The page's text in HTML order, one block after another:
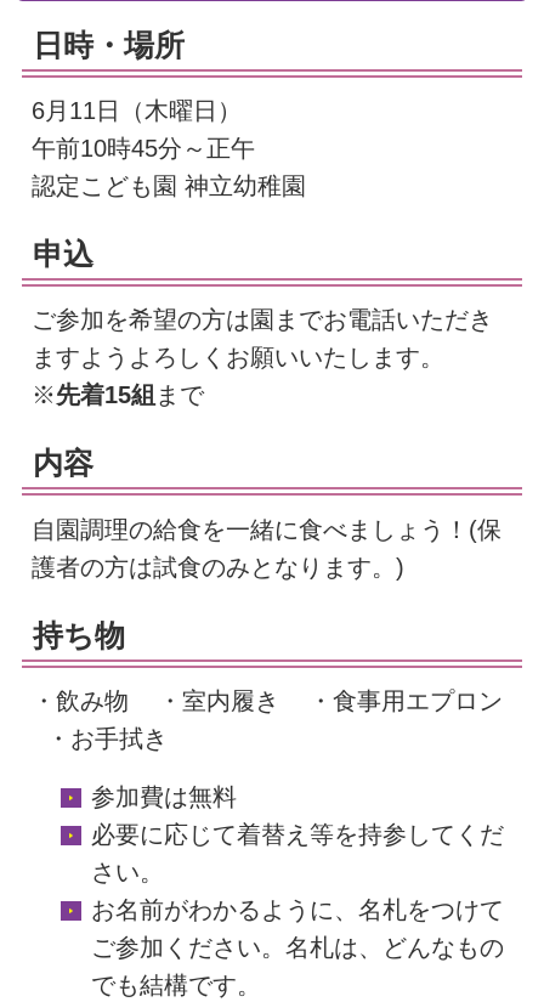
日時・場所
6月11日（木曜日）
午前10時45分～正午
認定こども園 神立幼稚園
申込
ご参加を希望の方は園までお電話いただき
ますようよろしくお願いいたします。
※先着15組 まで
内容
自園調理の給食を一緒に食べましょう！(保
護者の方は試食のみとなります。)
持ち物
・飲み物 ・室内履き ・食事用エプロン
・お手拭き
参加費は無料
必要に応じて着替え等を持参してくだ
さい。
お名前がわかるように、名札をつけて
ご参加ください。名札は、どんなもの
でも結構です。